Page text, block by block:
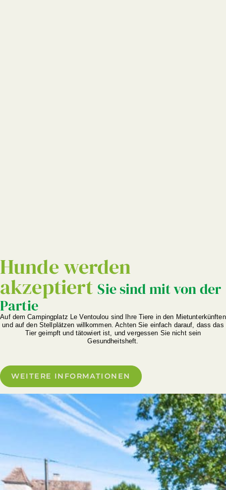
Hunde werden
akzeptiertSie sind mit von der
Partie
Auf dem Campingplatz Le Ventoulou sind Ihre Tiere in den Mietunterkünften
und auf den Stellplätzen willkommen. Achten Sie einfach darauf, dass das
Tier geimpft und tätowiert ist, und vergessen Sie nicht sein
Gesundheitsheft.
WEITERE INFORMATIONEN